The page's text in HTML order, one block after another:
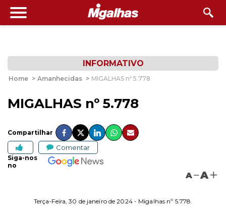
INFORMATIVO
Home > Amanhecidas > MIGALHAS nº 5.778
MIGALHAS nº 5.778
Compartilhar
Comentar
Siga-nos
no
A A
Terça-Feira, 30 de janeiro de 2024 - Migalhas nº 5.778.